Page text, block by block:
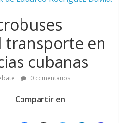
transporte en
cubanas
0 comentarios
Compartir en